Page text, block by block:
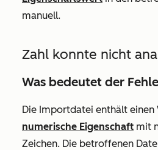
manuell.
Zahl konnte nicht
Was bedeutet der
Die Importdatei enthält einen
numerische Eigenschaft mit
Zeichen. Die betroffenen